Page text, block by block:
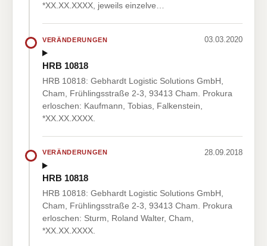
*XX.XX.XXXX, jeweils einzelve…
VERÄNDERUNGEN 03.03.2020
HRB 10818
HRB 10818: Gebhardt Logistic Solutions GmbH,
Cham, Frühlingsstraße 2-3, 93413 Cham. Prokura
erloschen: Kaufmann, Tobias, Falkenstein,
*XX.XX.XXXX.
VERÄNDERUNGEN 28.09.2018
HRB 10818
HRB 10818: Gebhardt Logistic Solutions GmbH,
Cham, Frühlingsstraße 2-3, 93413 Cham. Prokura
erloschen: Sturm, Roland Walter, Cham,
*XX.XX.XXXX.